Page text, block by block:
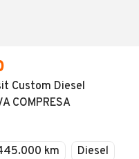
Custom Diesel
COMPRESA
km Diesel